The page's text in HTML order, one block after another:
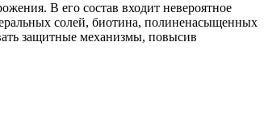
В его состав входит невероятное
солей, биотина, полиненасыщенных
защитные механизмы, повысив